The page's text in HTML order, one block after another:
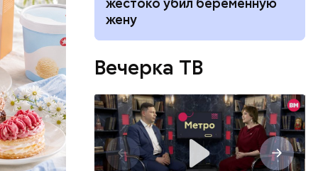
часть
13
, а
нее
жену
Вечерка ТВ